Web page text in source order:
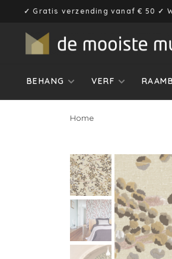
✓ Gratis verzending vanaf € 50 ✓
BEHANG VERF
Home